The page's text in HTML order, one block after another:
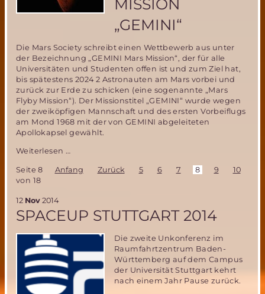
MISSION
„GEMINI“
Die Mars Society schreibt einen Wettbewerb aus unter
der Bezeichnung „GEMINI Mars Mission“, der für alle
Universitäten und Studenten offen ist und zum Ziel hat,
bis spätestens 2024 2 Astronauten am Mars vorbei und
zurück zur Erde zu schicken (eine sogenannte „Mars
Flyby Mission“). Der Missionstitel „GEMINI“ wurde wegen
der zweiköpfigen Mannschaft und des ersten Vorbeiflugs
am Mond 1968 mit der von GEMINI abgeleiteten
Apollokapsel gewählt.
Weiterlesen …
Ausschreibung
Mission
Seite 8
von 18
Anfang Zurück 5 6 7 8 9 10
12 Nov 2014
SPACEUP STUTTGART 2014
Die zweite Unkonferenz im
Raumfahrtzentrum Baden-
Württemberg auf dem Campus
der Universität Stuttgart kehrt
nach einem Jahr Pause zurück.